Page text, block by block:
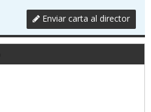
Enviar carta al director